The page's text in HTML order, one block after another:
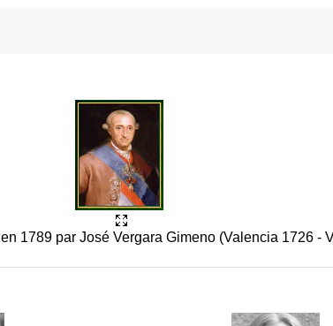
1789 par José Vergara Gimeno (Valencia 1726 -